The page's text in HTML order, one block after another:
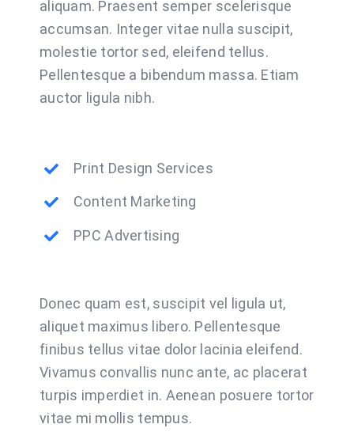
aliquam. Praesent semper scelerisque
accumsan. Integer vitae nulla suscipit,
molestie tortor sed, eleifend tellus.
Pellentesque a bibendum massa. Etiam
auctor ligula nibh.
Print Design Services
Content Marketing
PPC Advertising
Donec quam est, suscipit vel ligula ut,
aliquet maximus libero. Pellentesque
finibus tellus vitae dolor lacinia eleifend.
Vivamus convallis nunc ante, ac placerat
turpis imperdiet in. Aenean posuere tortor
vitae mi mollis tempus.